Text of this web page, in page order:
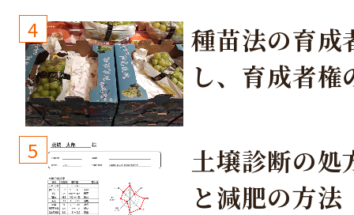
4
種苗法の育成
し、育成者権
しょう！
5
土壌診断の処
と減肥の方法